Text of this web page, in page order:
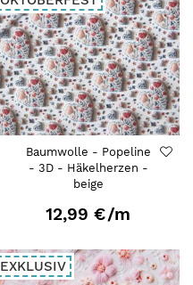
Baumwolle - Popeline
- 3D - Häkelherzen -
beige
12,99 €/m
EXKLUSIV